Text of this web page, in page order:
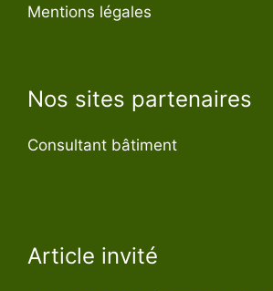
Mentions légales
Nos sites partenaires
Consultant bâtiment
Article invité